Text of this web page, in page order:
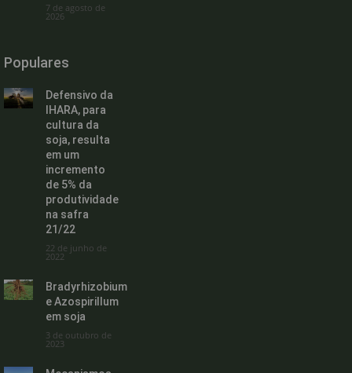
7 de agosto de
2026
Populares
Defensivo da
IHARA, para
cultura da
soja, resulta
em um
incremento
de 5% da
produtividade
na safra
21/22
22 de junho de
2022
Bradyrhizobium
e Azospirillum
em soja
3 de outubro de
2023